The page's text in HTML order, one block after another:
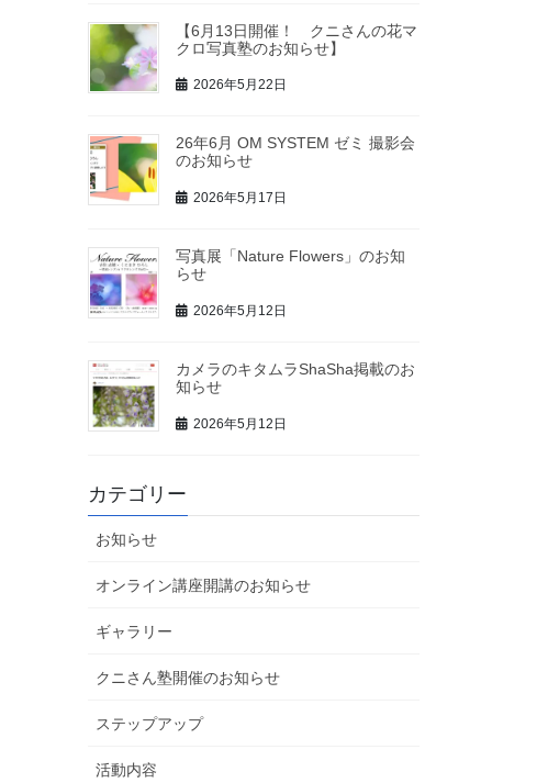
【6月13日開催！ クニさんの花マ
クロ写真塾のお知らせ】
2026年5月22日
26年6月 OM SYSTEM ゼミ 撮影会
のお知らせ
2026年5月17日
写真展「Nature Flowers」のお知
らせ
2026年5月12日
カメラのキタムラShaSha掲載のお
知らせ
2026年5月12日
カテゴリー
お知らせ
オンライン講座開講のお知らせ
ギャラリー
クニさん塾開催のお知らせ
ステップアップ
活動内容